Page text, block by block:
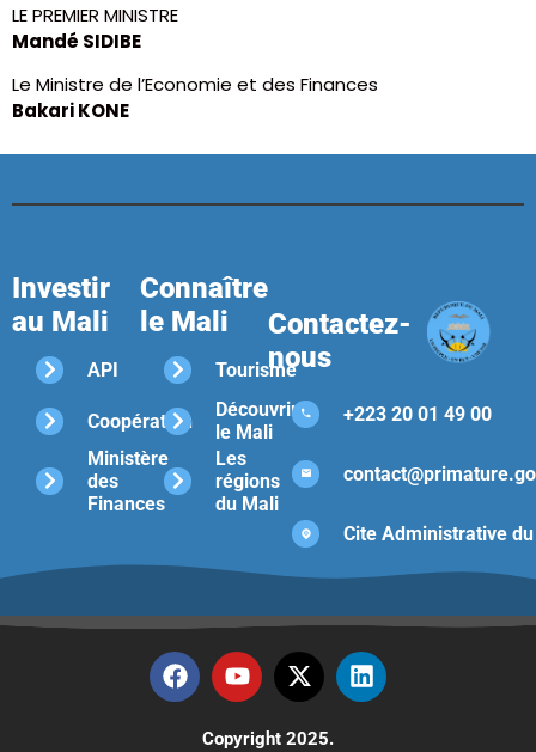
LE PREMIER MINISTRE
Mandé SIDIBE
Le Ministre de l’Economie et des Finances
Bakari KONE
Investir
au Mali
API
Coopération
Ministère
des
Finances
Connaître
le Mali
Tourisme
Découvrir
le Mali
Les
régions
du Mali
Contactez-
nous
+223 20 01 49 00
Cite Administrative
Copyright 2025.